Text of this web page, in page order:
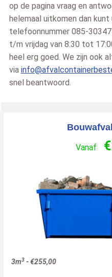
op de pagina vraag en
helemaal uitkomen dan
telefoonnummer 085-
t/m vrijdag van 8:30 tot
heel erg goed. We zijn ook
via
snel beantwoord.
Vanaf €
3m3 -€255,00